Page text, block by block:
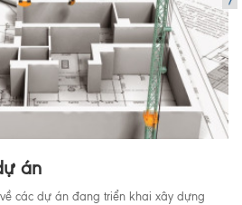
án
các dự án đang triển khai xây dựng